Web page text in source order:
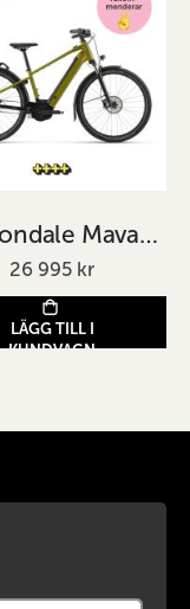
Cannondale Mavaro Neo 4 Grön
26 995 kr
LÄGG TILL I
KUNDVAGN